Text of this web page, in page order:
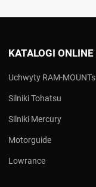
KATALOGI ONLINE
Uchwyty RAM-MOUNTs
Silniki Tohatsu
Silniki Mercury
Motorguide
Lowrance